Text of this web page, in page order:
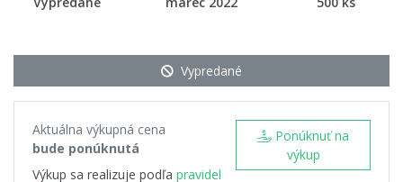
Vypredané
Aktuálna výkupná cena
bude ponúknutá
Výkup sa realizuje podľa pravidel
výkup